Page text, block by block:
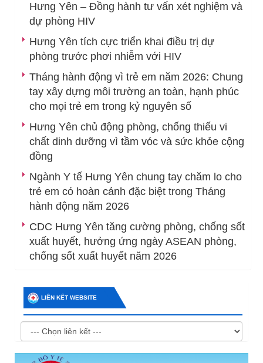
Hưng Yên – Đồng hành tư vấn xét nghiệm và
dự phòng HIV
Hưng Yên tích cực triển khai điều trị dự
phòng trước phơi nhiễm với HIV
Tháng hành động vì trẻ em năm 2026: Chung
tay xây dựng môi trường an toàn, hạnh phúc
cho mọi trẻ em trong kỷ nguyên số
Hưng Yên chủ động phòng, chống thiếu vi
chất dinh dưỡng vì tầm vóc và sức khỏe cộng
đồng
Ngành Y tế Hưng Yên chung tay chăm lo cho
trẻ em có hoàn cảnh đặc biệt trong Tháng
hành động năm 2026
CDC Hưng Yên tăng cường phòng, chống sốt
xuất huyết, hưởng ứng ngày ASEAN phòng,
chống sốt xuất huyết năm 2026
LIÊN KẾT WEBSITE